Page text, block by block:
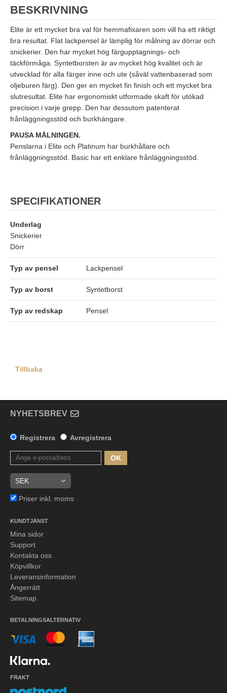
BESKRIVNING
Elite är ett mycket bra val för hemmafixaren som vill ha ett riktigt
bra resultat. Flat lackpensel är lämplig för målning av dörrar och
snickerier. Den har mycket hög färgupptagnings- och
täckförmåga. Syntetborsten är av mycket hög kvalitet och är
utvecklad för alla färger inne och ute (såväl vattenbaserad som
oljeburen färg). Den ger en mycket fin finish och ett mycket bra
slutresultat. Elite har ergonomiskt utformade skaft för utökad
precision i varje grepp. Den har dessutom patenterat
frånläggningsstöd och burkhängare.
PAUSA MÅLNINGEN.
Penslarna i Elite och Platinum har burkhållare och
frånläggningsstöd. Basic har ett enklare frånläggningsstöd.
SPECIFIKATIONER
Underlag
Snickerier
Dörr
Typ av pensel Lackpensel
Typ av borst Syntetborst
Typ av redskap Pensel
Tillbaka
NYHETSBREV
Registrera Avregistrera
OK
Priser inkl. moms
KUNDTJÄNST
Mina sidor
Support
Kontakta oss
Köpvillkor
Leveransinformation
Ångerrätt
Sitemap
BETALNINGSALTERNATIV
FRAKT